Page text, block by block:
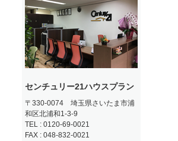
センチュリー21ハウスプラン
〒330-0074 埼玉県さいたま市浦
和区北浦和1-3-9
TEL : 0120-69-0021
FAX : 048-832-0021